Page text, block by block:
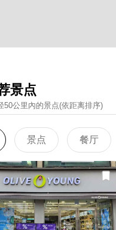
景点
50公里內的景点(依距离排序)
景点 餐厅